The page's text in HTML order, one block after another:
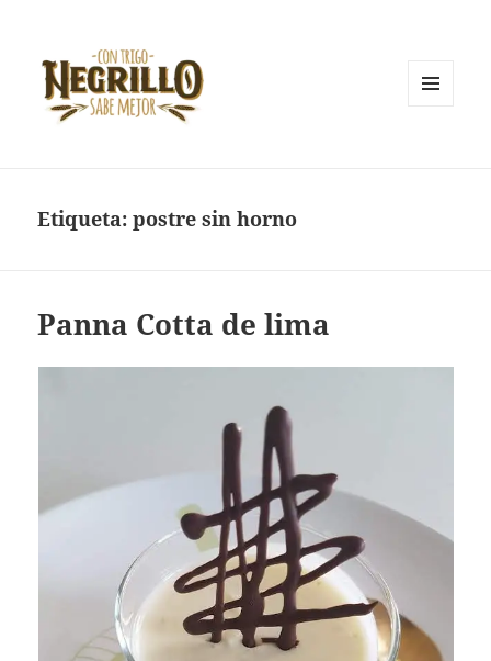
Etiqueta:postre sin horno
Panna Cotta de lima